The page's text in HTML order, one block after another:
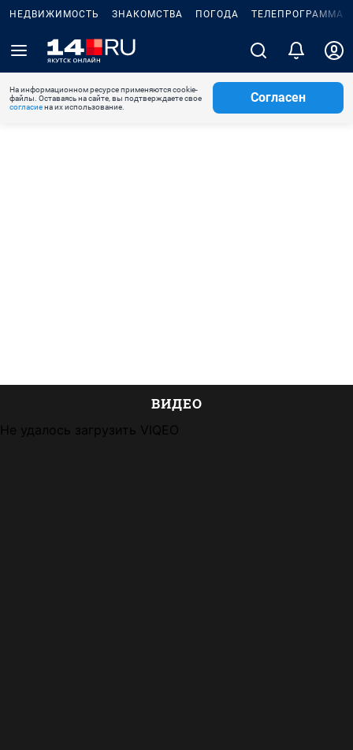
НЕДВИЖИМОСТЬ ЗНАКОМСТВА ПОГОДА ТЕЛЕПРОГРАММА
На информационном ресурсе применяются cookie-
файлы. Оставаясь на сайте, вы подтверждаете свое
согласиена их использование.
Согласен
ВИДЕО
Не удалось загрузить VIQEO